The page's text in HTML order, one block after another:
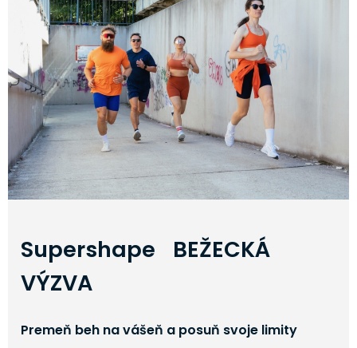
Supershape BEŽECKÁ
VÝZVA
Premeň beh na vášeň a posuň svoje limity